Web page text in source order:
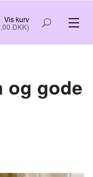
Vis kurv
DKK)
og gode